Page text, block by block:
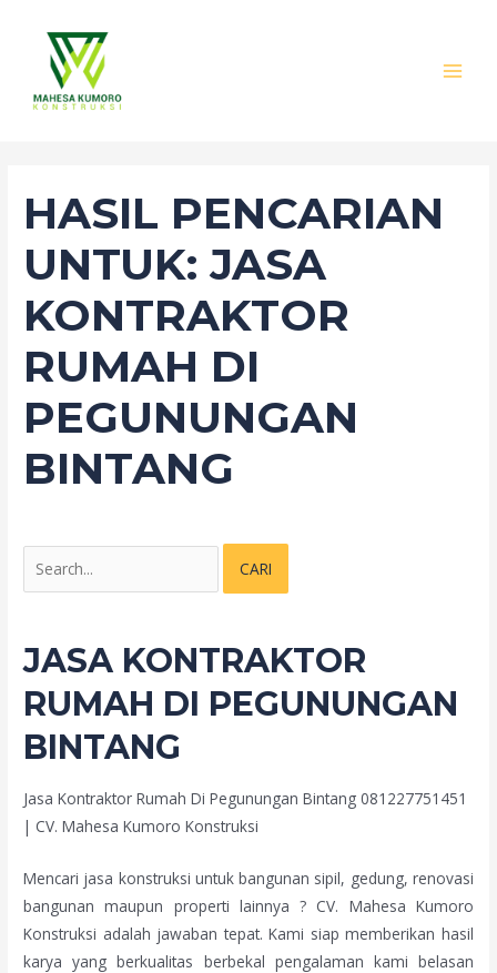
HASIL PENCARIAN
UNTUK:JASA
KONTRAKTOR
RUMAH DI
PEGUNUNGAN
BINTANG
untuk:
JASA KONTRAKTOR
RUMAH DI PEGUNUNGAN
BINTANG
Jasa Kontraktor Rumah Di Pegunungan Bintang 081227751451
| CV. Mahesa Kumoro Konstruksi
Mencari jasa konstruksi untuk bangunan sipil, gedung, renovasi
bangunan maupun properti lainnya ? CV. Mahesa Kumoro
Konstruksi adalah jawaban tepat. Kami siap memberikan hasil
karya yang berkualitas berbekal pengalaman kami belasan